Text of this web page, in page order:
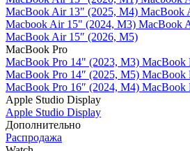
MacBook Air 13" (2025, M4) MacBook
Macbook Air 15" (2024, M3) MacBook
MacBook Air 15″ (2026, M5)
MacBook Pro
MacBook Pro 14" (2023, M3) MacBook
MacBook Pro 14″ (2025, M5) MacBook
MacBook Pro 16″ (2024, M4) MacBook
Apple Studio Display
Apple Studio Display
Дополнительно
Распродажа